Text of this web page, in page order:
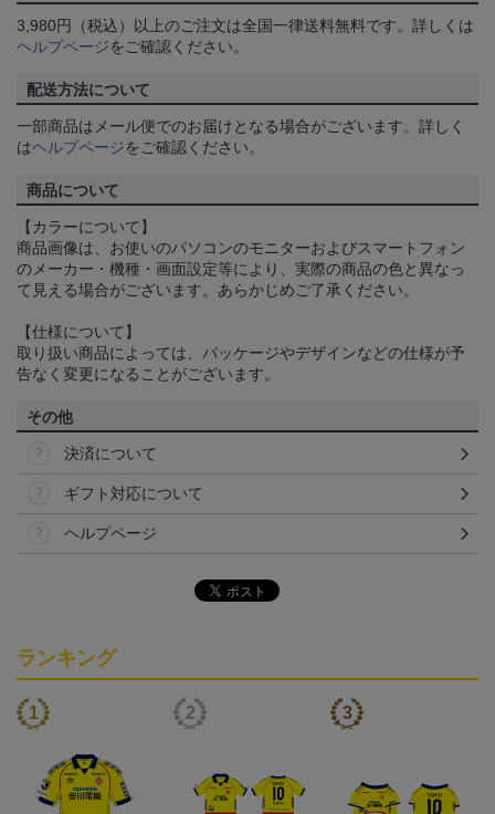
3,980円（税込）以上のご注文は全国一律送料無料です。詳しくは
ヘルプページをご確認ください。
配送方法について
一部商品はメール便でのお届けとなる場合がございます。詳しく
はヘルプページをご確認ください。
商品について
【カラーについて】
商品画像は、お使いのパソコンのモニターおよびスマートフォン
のメーカー・機種・画面設定等により、実際の商品の色と異なっ
て見える場合がございます。あらかじめご了承ください。
【仕様について】
取り扱い商品によっては、パッケージやデザインなどの仕様が予
告なく変更になることがございます。
その他
決済について
ギフト対応について
ヘルプページ
ランキング